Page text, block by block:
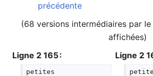
précédente
(68 versions intermédiaires par
affichées)
Ligne 2 165 :
Ligne 2
petites